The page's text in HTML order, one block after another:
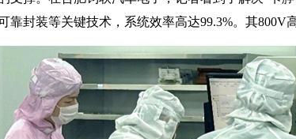
封装等关键技术，系统效率高达99.3%。其800V